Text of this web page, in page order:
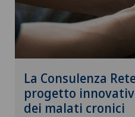
La Consulenza
progetto
dei malati cronici